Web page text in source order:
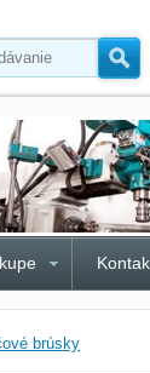
brúsky